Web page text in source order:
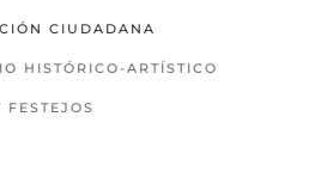
CIUDADANA
HISTÓRICO-ARTÍSTICO
FESTEJOS